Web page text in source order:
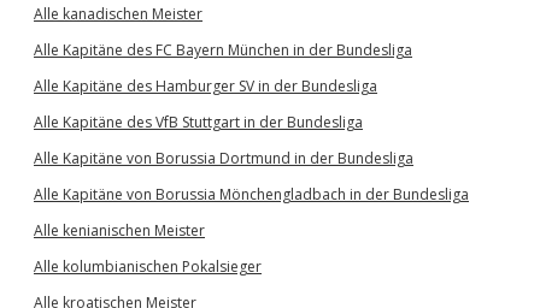
Alle kanadischen Meister
Alle Kapitäne des FC Bayern München in der Bundesliga
Alle Kapitäne des Hamburger SV in der Bundesliga
Alle Kapitäne des VfB Stuttgart in der Bundesliga
Alle Kapitäne von Borussia Dortmund in der Bundesliga
Alle Kapitäne von Borussia Mönchengladbach in der Bundesliga
Alle kenianischen Meister
Alle kolumbianischen Pokalsieger
Alle kroatischen Meister